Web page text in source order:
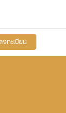
งทะเบียน